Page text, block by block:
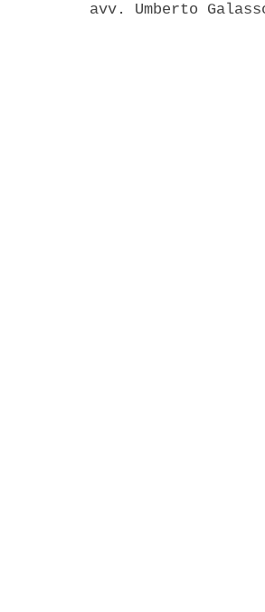
avv. Umberto